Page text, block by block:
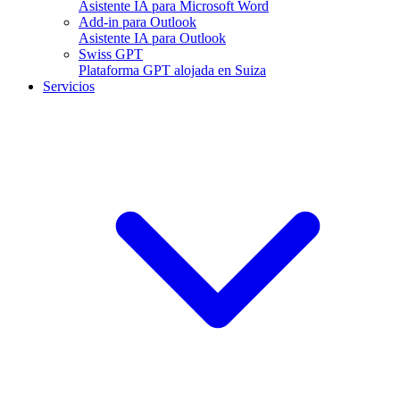
Asistente IA para Microsoft Word
Add-in para Outlook
Asistente IA para Outlook
Swiss GPT
Plataforma GPT alojada en Suiza
Servicios